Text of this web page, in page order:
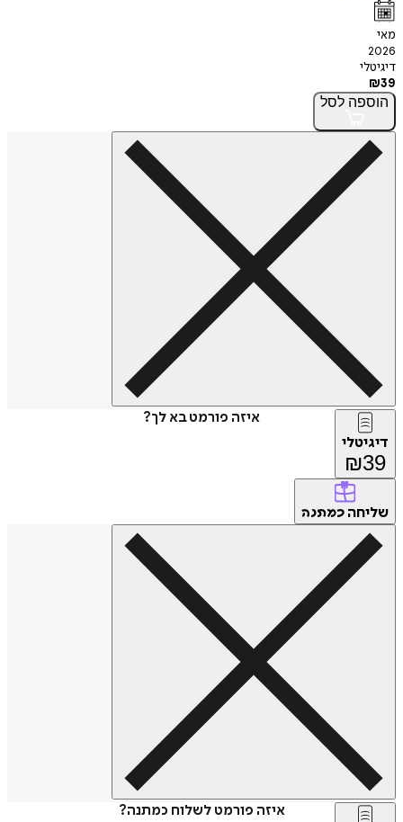
מאי
2026
דיגיטלי
₪39
הוספה לסל
איזה פורמט בא לך?
דיגיטלי
₪39
שליחה כמתנה
איזה פורמט לשלוח כמתנה?